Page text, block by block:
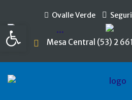
Ovalle Verde
Mesa Central (53) 2
Abrir barra de